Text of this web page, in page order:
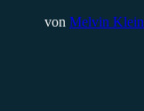
von Melvin Klein